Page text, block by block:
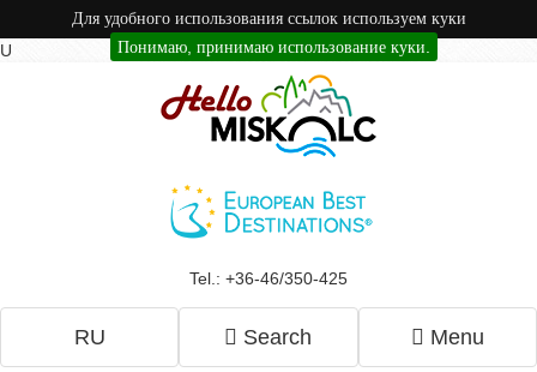
Для удобного использования ссылок используем куки
Понимаю, принимаю использование куки.
U
Tel.: +36-46/350-425
RU Search Menu